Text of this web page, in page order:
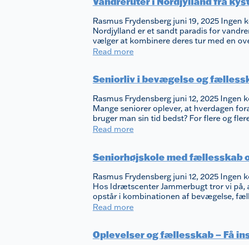
Rasmus Frydensberg juni 19, 2025 Ingen
Nordjylland er et sandt paradis for
vælger at kombinere deres tur med en
Read more
Seniorliv i bevægelse og
Rasmus Frydensberg juni 12, 2025 Ingen
Mange seniorer oplever, at hverdagen
bruger man sin tid bedst? For flere og
Read more
Seniorhøjskole med fællesskab
Rasmus Frydensberg juni 12, 2025 Ingen
Hos Idrætscenter Jammerbugt tror vi
opstår i kombinationen af bevægelse,
Read more
Oplevelser og fællesskab – Få